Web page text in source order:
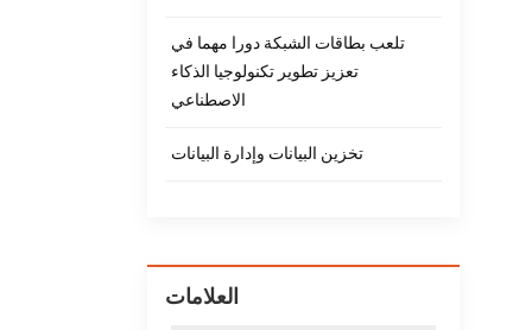
تلعب بطاقات الشبكة دورا مهما في
تعزيز تطوير تكنولوجيا الذكاء
الاصطناعي
تخزين البيانات وإدارة البيانات
العلامات